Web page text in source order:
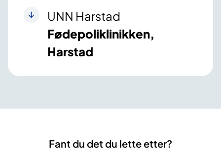
UNN Harstad
Fødepoliklinikken,
Harstad
Fant du det du lette etter?